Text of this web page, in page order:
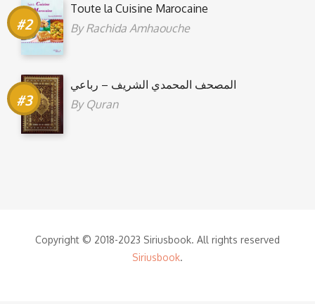
Toute la Cuisine Marocaine
ByRachida Amhaouche
المصحف المحمدي الشريف – رباعي
By Quran
Copyright © 2018-2023 Siriusbook. All rights reserved
Siriusbook.